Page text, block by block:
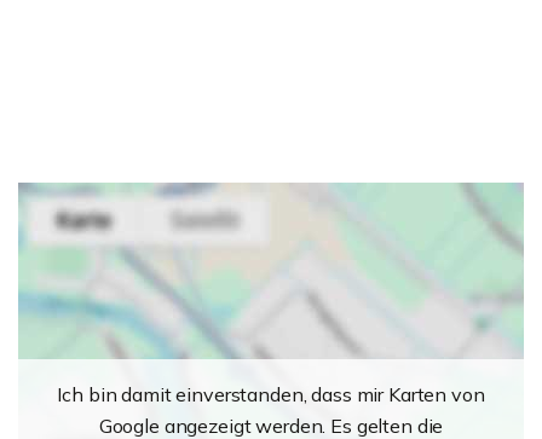
Ich bin damit einverstanden, dass mir Karten von
Google angezeigt werden. Es gelten die